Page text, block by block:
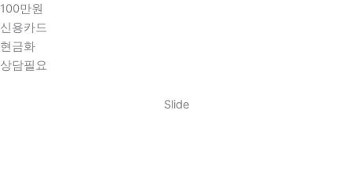
100만원
신용카드
현금화
상담필요
Slide